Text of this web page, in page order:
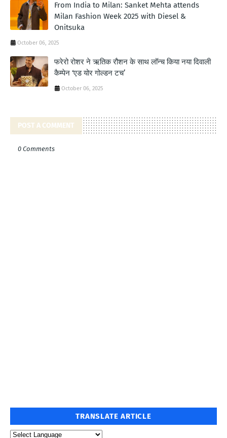
From India to Milan: Sanket Mehta attends
Milan Fashion Week 2025 with Diesel &
Onitsuka
October 06, 2025
फरेरो रोशर ने ऋतिक रौशन के साथ लॉन्‍च किया नया दिवाली
कैम्‍पेन ‘एड योर गोल्‍डन टच’
October 06, 2025
POST A COMMENT
0 Comments
TRANSLATE ARTICLE